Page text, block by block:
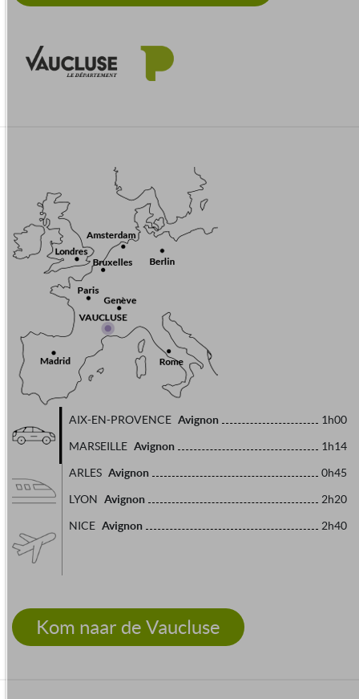
AIX-EN-PROVENCE Avignon 1h00
MARSEILLE Avignon 1h14
ARLES Avignon 0h45
LYON Avignon 2h20
NICE Avignon 2h40
Kom naar de Vaucluse